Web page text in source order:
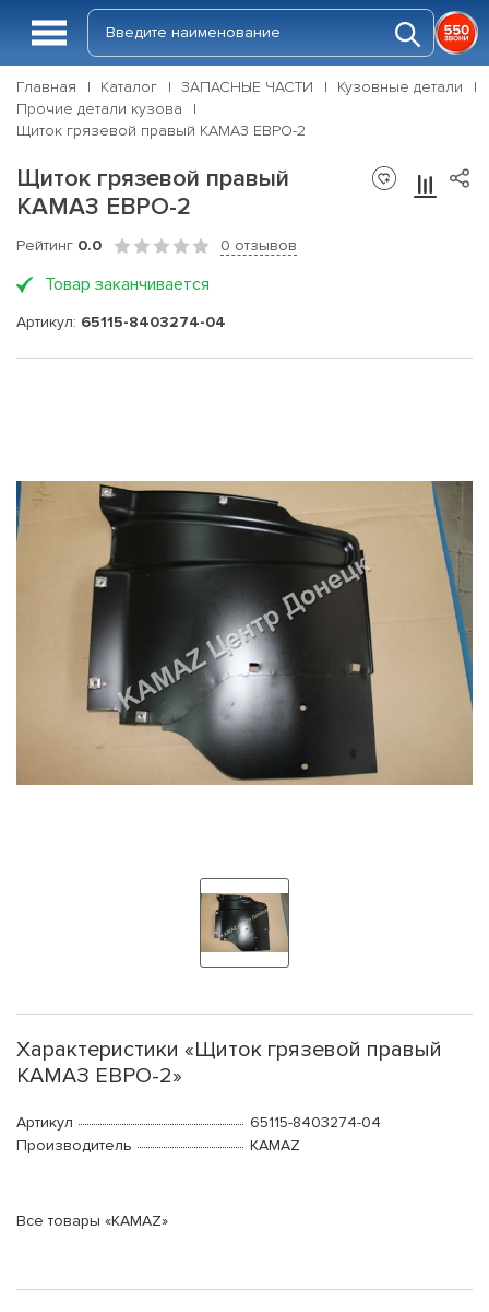
Главная Каталог ЗАПАСНЫЕ ЧАСТИ
Кузовные детали
Прочие детали кузова
Щиток грязевой правый КАМАЗ ЕВРО-2
Щиток грязевой правый
КАМАЗ ЕВРО-2
Рейтинг 0.0 0 отзывов
Товар заканчивается
Артикул: 65115-8403274-04
Характеристики «Щиток грязевой правый
КАМАЗ ЕВРО-2»
Артикул
65115-8403274-04
Производитель
KAMAZ
Все товары «KAMAZ»